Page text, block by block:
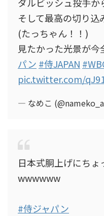
そして最高の切り
(たっちゃん！！)
見たかった光景が
パン #侍JAPAN
pic.twitter.com/
— なめこ
日本式胴上げにち
wwwwww
#侍ジャパン